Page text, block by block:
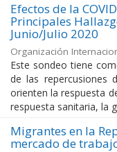
Efectos de la
Principales
Junio/Julio 2020
Organización
Este sondeo tiene
de las repercusiones
orienten la respuesta
respuesta sanitaria, la
Migrantes en la
mercado de